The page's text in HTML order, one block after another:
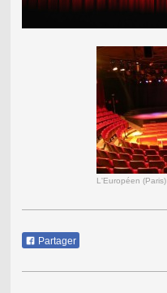
L'Européen (Paris)
Partager